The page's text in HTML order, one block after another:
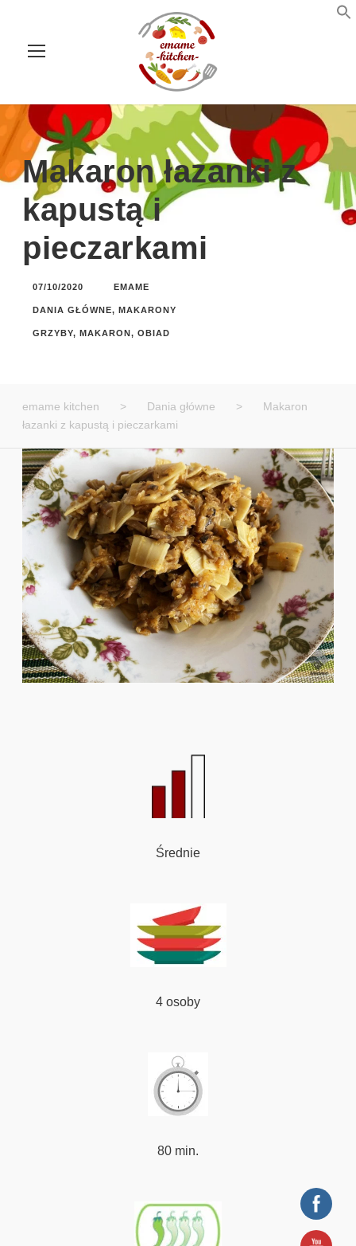
Makaron łazanki z
kapustą i
pieczarkami
07/10/2020 EMAME
DANIA GŁÓWNE, MAKARONY
GRZYBY, MAKARON, OBIAD
emame kitchen > Dania główne >
Makaron
łazanki z kapustą i pieczarkami
Średnie
4 osoby
80 min.